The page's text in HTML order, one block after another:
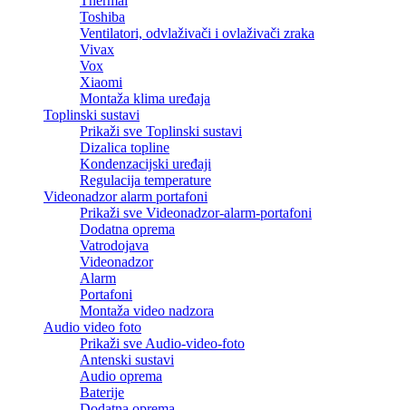
Toshiba
Ventilatori, odvlaživači i ovlaživači zraka
Vivax
Vox
Xiaomi
Montaža klima uređaja
Toplinski sustavi
Prikaži sve Toplinski sustavi
Dizalica topline
Kondenzacijski uređaji
Regulacija temperature
Videonadzor alarm portafoni
Prikaži sve Videonadzor-alarm-portafoni
Dodatna oprema
Vatrodojava
Videonadzor
Alarm
Portafoni
Montaža video nadzora
Audio video foto
Prikaži sve Audio-video-foto
Antenski sustavi
Audio oprema
Baterije